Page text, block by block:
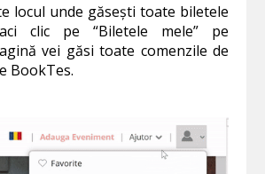
locul unde găsești toate biletele
clic pe “Biletele mele” pe
vei găsi toate comenzile de
BookTes.